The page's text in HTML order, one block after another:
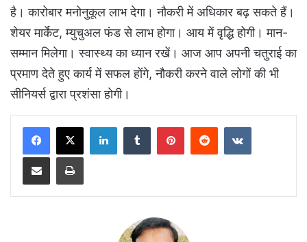
है। कारोबार मनोनुकूल लाभ देगा। नौकरी में अधिकार बढ़ सकते हैं।
शेयर मार्केट, म्युचुअल फंड से लाभ होगा। आय में वृद्धि होगी। मान-
सम्मान मिलेगा। स्वास्थ्य का ध्यान रखें। आज आप अपनी चतुराई का
प्रमाण देते हुए कार्य में सफल होंगे, नौकरी करने वाले लोगों की भी
सीनियर्स द्वारा प्रशंसा होगी।